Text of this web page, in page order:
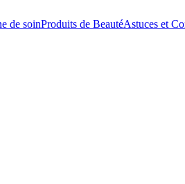
de soinProduits de BeautéAstuces et